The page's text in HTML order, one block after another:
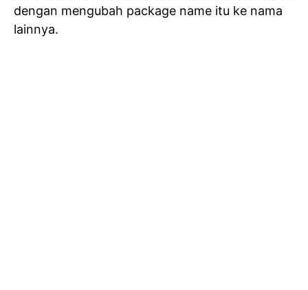
dengan mengubah package name itu ke nama
lainnya.